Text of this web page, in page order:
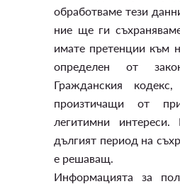
обработваме тези
ние ще ги
имате претенции към
определен от
Гражданския
произтичащи от
легитимни
дългият период на
е решаващ.
Информацията за